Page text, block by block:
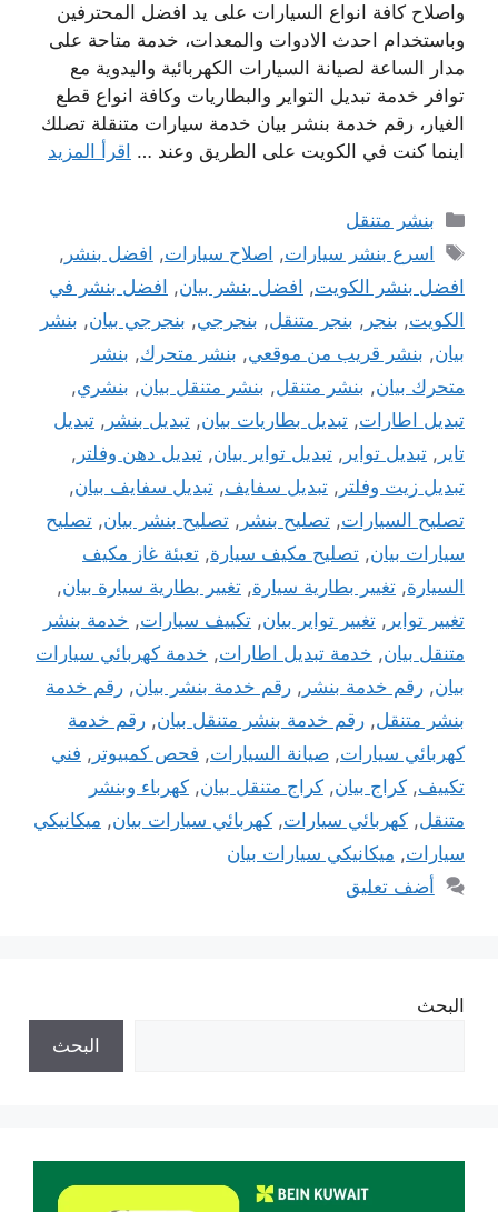
واصلاح كافة انواع السيارات على يد افضل المحترفين
وباستخدام احدث الادوات والمعدات، خدمة متاحة على
مدار الساعة لصيانة السيارات الكهربائية واليدوية مع
توافر خدمة تبديل التواير والبطاريات وكافة انواع قطع
الغيار، رقم خدمة بنشر بيان خدمة سيارات متنقلة تصلك
اينما كنت في الكويت على الطريق وعند … اقرأ المزيد
التصنيفات
بنشر متنقل
الوسوم
اسرع بنشر سيارات, اصلاح سيارات, افضل بنشر ,
افضل بنشر الكويت, افضل بنشر بيان, افضل بنشر في
الكويت, بنجر , بنجر متنقل, بنجرجي, بنجرجي بيان, بنشر
بيان, بنشر قريب من موقعي, بنشر متحرك, بنشر
متحرك بيان, بنشر متنقل, بنشر متنقل بيان, بنشري,
تبديل اطارات, تبديل بطاريات بيان, تبديل بنشر , تبديل
تاير , تبديل تواير , تبديل تواير بيان, تبديل دهن وفلتر ,
تبديل زيت وفلتر , تبديل سفايف, تبديل سفايف بيان,
تصليح السيارات, تصليح بنشر , تصليح بنشر بيان, تصليح
سيارات بيان, تصليح مكيف سيارة, تعبئة غاز مكيف
السيارة, تغيير بطارية سيارة, تغيير بطارية سيارة بيان,
تغيير تواير , تغيير تواير بيان, تكييف سيارات, خدمة بنشر
متنقل بيان, خدمة تبديل اطارات, خدمة كهربائي سيارات
بيان, رقم خدمة بنشر , رقم خدمة بنشر بيان, رقم خدمة
بنشر متنقل, رقم خدمة بنشر متنقل بيان, رقم خدمة
كهربائي سيارات, صيانة السيارات, فحص كمبيوتر , فني
تكييف, كراج بيان, كراج متنقل بيان, كهرباء وبنشر
متنقل, كهربائي سيارات, كهربائي سيارات بيان, ميكانيكي
سيارات, ميكانيكي سيارات بيان
أضف تعليق
البحث
البحث